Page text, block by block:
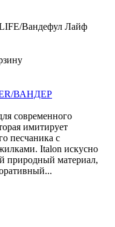
Вандефул Лайф
ВАНДЕР
современного
имитирует
песчаника с
Italon искусно
природный материал,